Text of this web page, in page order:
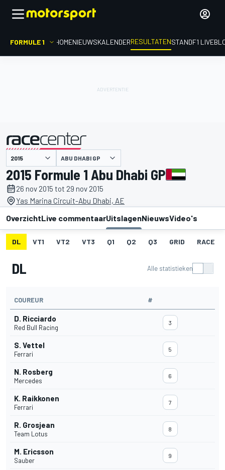
FORMULE 1 HOMENIEUWSKALENDERRESULTATENSTANDF1
gepresenteerd door ABU DHABI GP
2015 Formule 1 Abu Dhabi GP
26 nov 2015 tot 29 nov 2015
Yas Marina Circuit-Abu Dhabi, AE
OverzichtLive commentaarUitslagenNieuwsVideo's
DL VT1 VT2 VT3 Q1 Q2 Q3 GRID RACE
DL Alle statistieken
COUREUR #
D. Ricciardo
Red Bull Racing
3
S. Vettel
Ferrari
5
N. Rosberg
Mercedes
6
K. Raikkonen
Ferrari
7
R. Grosjean
Team Lotus
8
M. Ericsson
Sauber
9